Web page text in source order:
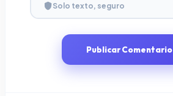
Solo texto, seguro
Publicar Comentario